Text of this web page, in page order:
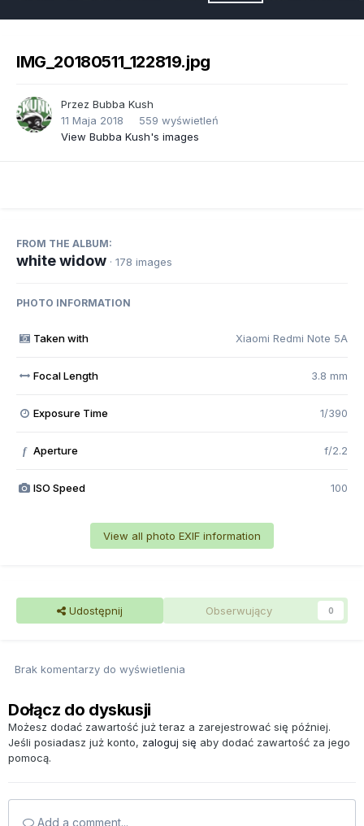
IMG_20180511_122819.jpg
Przez Bubba Kush
11 Maja 2018
559 wyświetleń
View Bubba Kush's images
FROM THE ALBUM:
white widow · 178 images
PHOTO INFORMATION
Taken with Xiaomi Redmi Note 5A
Focal Length 3.8 mm
Exposure Time 1/390
f Aperture f/2.2
ISO Speed 100
View all photo EXIF information
Udostępnij Obserwujący 0
Brak komentarzy do wyświetlenia
Dołącz do dyskusji
Możesz dodać zawartość już teraz a zarejestrować się później.
Jeśli posiadasz już konto, zaloguj się aby dodać zawartość za jego
pomocą.
Add a comment...